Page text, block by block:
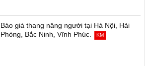
Báo giá thang nâng người tại Hà Nội, Hải
Phòng, Bắc Ninh, Vĩnh Phúc.
KM